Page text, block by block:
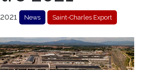
News Saint-Charles Export